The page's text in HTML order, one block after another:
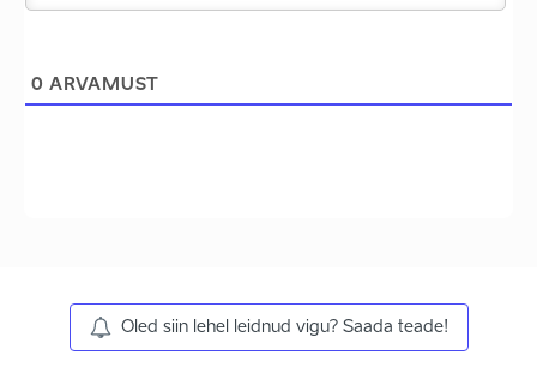
0 ARVAMUST
Oled siin lehel leidnud vigu? Saada teade!